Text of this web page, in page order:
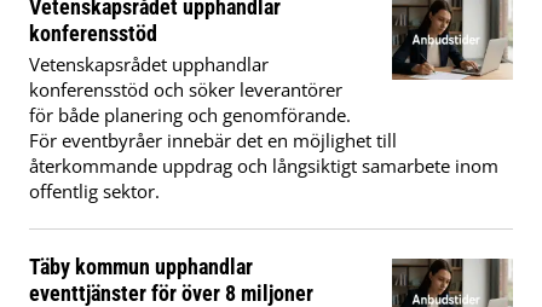
Vetenskapsrådet upphandlar
konferensstöd
Vetenskapsrådet upphandlar
konferensstöd och söker leverantörer
för både planering och genomförande.
För eventbyråer innebär det en möjlighet till
återkommande uppdrag och långsiktigt samarbete inom
offentlig sektor.
Täby kommun upphandlar
eventtjänster för över 8 miljoner